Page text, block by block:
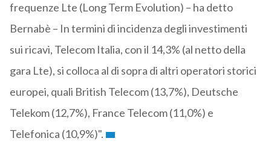
frequenze Lte (Long Term Evolution) – ha detto
Bernabè – In termini di incidenza degli investimenti
sui ricavi, Telecom Italia, con il 14,3% (al netto della
gara Lte), si colloca al di sopra di altri operatori storici
europei, quali British Telecom (13,7%), Deutsche
Telekom (12,7%), France Telecom (11,0%) e
Telefonica (10,9%)".